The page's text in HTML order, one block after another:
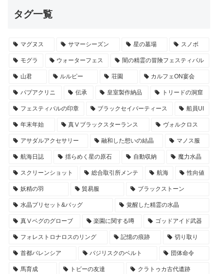
タグ一覧
マグヌス サマーシーズン 星の墓場 スノボ
モグラ ウォーターフェス 闇の精霊の冒険フェスティバル
山君 ルルピー 荘園 カルフェON宴会
パプアクリニ 伝承 皇室製作納品 トリードの洞窟
フェスティバルの印章 ブラックセイバーティース 船員UI
年末年始 真Ⅴブラックスターランス ヴォルクロス
アサダルアクセサリー 融和した想いの結晶 マノス服
航海日誌 揺らめく星の原石 自動収納 魔力水晶
スクリーンショット 総合取引所メンテ 航海 性向値
妖精の羽 貿易服 ブラックストーン
水晶プリセット&バッグ 覚醒した精霊の水晶
真Ⅴベグのグローブ 楽園に関する噂 ゴッドアイド武器
フォレストロナロスのリング 記憶の痕跡 切り取り
首都バレンシア バジリスクのベルト 団体命令
馬育成 トビーの友達 クラトゥカ古代遺跡